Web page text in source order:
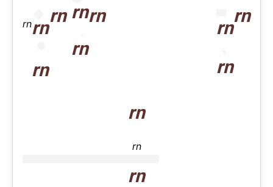
rnrn
rn
rn rn
rn
rn
rn
rn
rn
rn
rn
rn